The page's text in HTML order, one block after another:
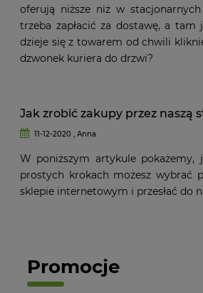
oferują niższe niż w
trzeba zapłacić za dostawę, a tam
dzieje się z towarem od chwili
dzwonek kuriera do drzwi?
Jak zrobić zakupy przez naszą
11-12-2020 , Anna
W poniższym artykule
prostych krokach możesz wybrać
sklepie internetowym i przesłać do
Promocje